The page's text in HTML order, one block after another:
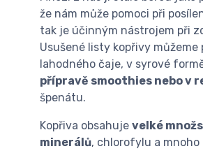
že nám může pomoci při
tak je účinným nástrojem při
Usušené listy kopřivy
lahodného čaje, v syrové
přípravě smoothies nebo v
špenátu.
Kopřiva obsahuje velké
minerálů, chlorofylu a mnoho